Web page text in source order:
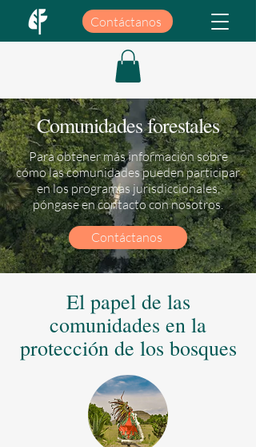
Contáctanos
Comunidades forestales
Para obtener más información sobre
cómo las comunidades pueden participar
en los programas jurisdiccionales,
póngase en contacto con nosotros.
Contáctanos
El papel de las
comunidades en la
protección de los bosques